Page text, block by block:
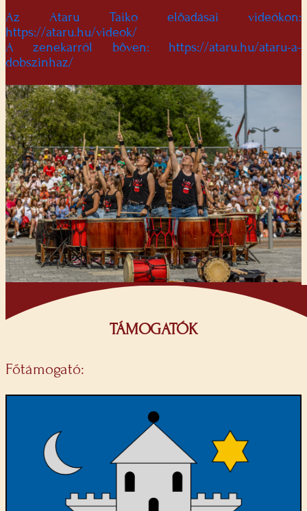
Az Ataru Taiko előadásai videókon:
https://ataru.hu/videok/
A zenekarról bőven: https://ataru.hu/ataru-a-
dobszinhaz/
TÁMOGATÓK
Főtámogató: